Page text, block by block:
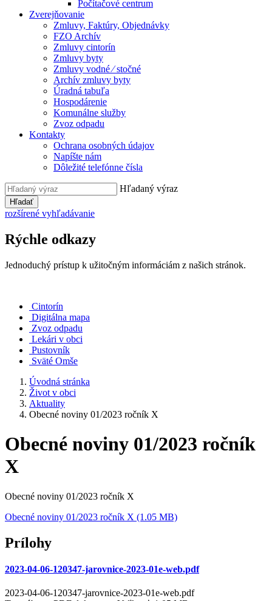
Počítačové centrum
Zverejňovanie
Zmluvy, Faktúry, Objednávky
FZO Archív
Zmluvy cintorín
Zmluvy byty
Zmluvy vodné ⁄ stočné
Archív zmluvy byty
Úradná tabuľa
Hospodárenie
Komunálne služby
Zvoz odpadu
Kontakty
Ochrana osobných údajov
Napíšte nám
Dôležité telefónne čísla
Hľadaný výraz
Hľadať
rozšírené vyhľadávanie
Rýchle odkazy
Jednoduchý prístup k užitočným informáciám z našich stránok.
Cintorín
Digitálna mapa
Zvoz odpadu
Lekári v obci
Pustovník
Sväté Omše
Úvodná stránka
Život v obci
Aktuality
Obecné noviny 01/2023 ročník X
Obecné noviny 01/2023 ročník
X
Obecné noviny 01/2023 ročník X
Obecné noviny 01/2023 ročník X (1.05 MB)
Prílohy
2023-04-06-120347-jarovnice-2023-01e-web.pdf
2023-04-06-120347-jarovnice-2023-01e-web.pdf